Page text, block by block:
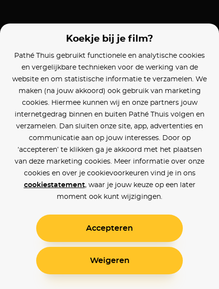
Koekje bij je film?
Pathé Thuis gebruikt functionele en analytische cookies
en vergelijkbare technieken voor de werking van de
website en om statistische informatie te verzamelen. We
maken (na jouw akkoord) ook gebruik van marketing
cookies. Hiermee kunnen wij en onze partners jouw
internetgedrag binnen en buiten Pathé Thuis volgen en
verzamelen. Dan sluiten onze site, app, advertenties en
communicatie aan op jouw interesses. Door op
‘accepteren’ te klikken ga je akkoord met het plaatsen
van deze marketing cookies. Meer informatie over onze
cookies en over je cookievoorkeuren vind je in ons
cookiestatement, waar je jouw keuze op een later
moment ook kunt wijzigingen.
Accepteren
Weigeren